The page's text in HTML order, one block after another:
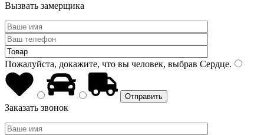
Вызвать замерщика
Пожалуйста, докажите, что вы человек, выбрав Сердце.
Заказать звонок